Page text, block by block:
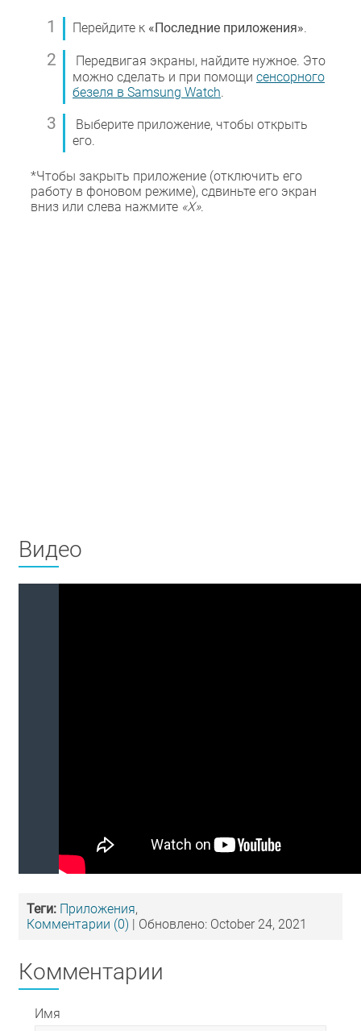
Перейдите к «Последние приложения».
Передвигая экраны, найдите нужное. Это
можно сделать и при помощи сенсорного
безеля в Samsung Watch.
Выберите приложение, чтобы открыть
его.
*Чтобы закрыть приложение (отключить его
работу в фоновом режиме), сдвиньте его экран
вниз или слева нажмите «X».
Видео
Теги: Приложения,
Комментарии (0) | Обновлено: October 24, 2021
Комментарии
Имя